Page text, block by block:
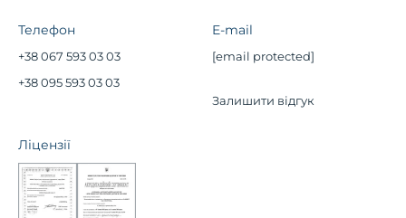
Телефон
+38 067 593 03 03
+38 095 593 03 03
E-mail
[email protected]
Залишити відгук
Ліцензії